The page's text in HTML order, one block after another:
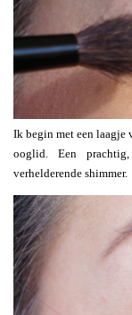
Ik begin met een laagje
ooglid. Een
verhelderende shimmer.